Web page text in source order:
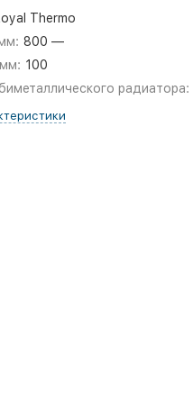
Thermo
800 —
100
радиатора: